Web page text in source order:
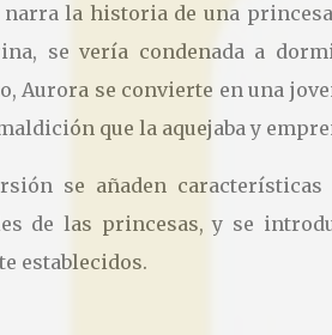
narra la historia de una
se vería condenada a
Aurora se convierte en una
que la aquejaba y
se añaden
de las princesas, y se
establecidos.